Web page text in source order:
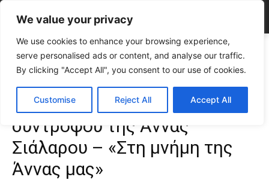
We value your privacy
We use cookies to enhance your browsing experience,
serve personalised ads or content, and analyse our traffic.
By clicking "Accept All", you consent to our use of cookies.
Customise Reject All Accept All
Home TOP NEWS
Ραγίζει καρδιές το βίντεο του συντρόφου της
Άννας Σιάλαρου – «Στη μνήμη...
Ραγίζει καρδιές το βίντεο του
συντρόφου της Άννας
Σιάλαρου – «Στη μνήμη της
Άννας μας»